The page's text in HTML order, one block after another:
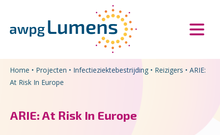
Home • Projecten • Infectieziektebestrijding • Reizigers • ARIE:
At Risk In Europe
ARIE: At Risk In Europe